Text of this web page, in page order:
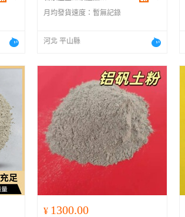
月均發貨速度： 暫無記錄
河北 平山縣
¥ 1300.00